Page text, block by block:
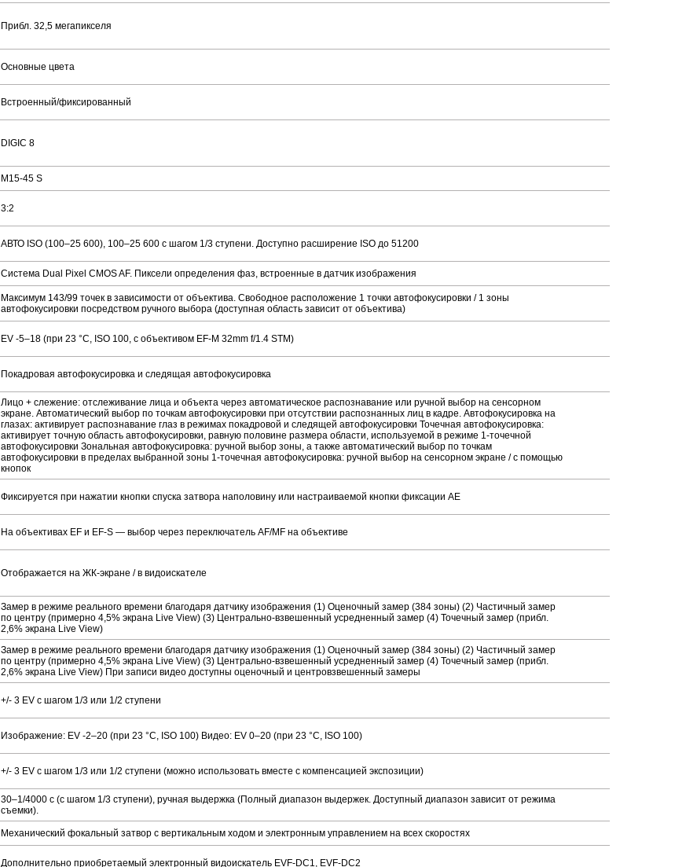
Прибл. 32,5 мегапикселя
Основные цвета
Встроенный/фиксированный
DIGIC 8
M15-45 S
3:2
АВТО ISO (100–25 600), 100–25 600 с шагом 1/3 ступени. Доступно расширение ISO до 51200
Система Dual Pixel CMOS AF. Пиксели определения фаз, встроенные в датчик изображения
Максимум 143/99 точек в зависимости от объектива. Свободное расположение 1 точки автофокусировки / 1 зоны
автофокусировки посредством ручного выбора (доступная область зависит от объектива)
EV -5–18 (при 23 °C, ISO 100, с объективом EF-M 32mm f/1.4 STM)
Покадровая автофокусировка и следящая автофокусировка
Лицо + слежение: отслеживание лица и объекта через автоматическое распознавание или ручной выбор на сенсорном
экране. Автоматический выбор по точкам автофокусировки при отсутствии распознанных лиц в кадре. Автофокусировка на
глазах: активирует распознавание глаз в режимах покадровой и следящей автофокусировки Точечная автофокусировка:
активирует точную область автофокусировки, равную половине размера области, используемой в режиме 1-точечной
автофокусировки Зональная автофокусировка: ручной выбор зоны, а также автоматический выбор по точкам
автофокусировки в пределах выбранной зоны 1-точечная автофокусировка: ручной выбор на сенсорном экране / с помощью
кнопок
Фиксируется при нажатии кнопки спуска затвора наполовину или настраиваемой кнопки фиксации AE
На объективах EF и EF-S — выбор через переключатель AF/MF на объективе
Отображается на ЖК-экране / в видоискателе
Замер в режиме реального времени благодаря датчику изображения (1) Оценочный замер (384 зоны) (2) Частичный замер
по центру (примерно 4,5% экрана Live View) (3) Центрально-взвешенный усредненный замер (4) Точечный замер (прибл.
2,6% экрана Live View)
Замер в режиме реального времени благодаря датчику изображения (1) Оценочный замер (384 зоны) (2) Частичный замер
по центру (примерно 4,5% экрана Live View) (3) Центрально-взвешенный усредненный замер (4) Точечный замер (прибл.
2,6% экрана Live View) При записи видео доступны оценочный и центровзвешенный замеры
+/- 3 EV с шагом 1/3 или 1/2 ступени
Изображение: EV -2–20 (при 23 °C, ISO 100) Видео: EV 0–20 (при 23 °C, ISO 100)
+/- 3 EV с шагом 1/3 или 1/2 ступени (можно использовать вместе с компенсацией экспозиции)
30–1/4000 с (с шагом 1/3 ступени), ручная выдержка (Полный диапазон выдержек. Доступный диапазон зависит от режима
съемки).
Механический фокальный затвор с вертикальным ходом и электронным управлением на всех скоростях
Дополнительно приобретаемый электронный видоискатель EVF-DC1, EVF-DC2